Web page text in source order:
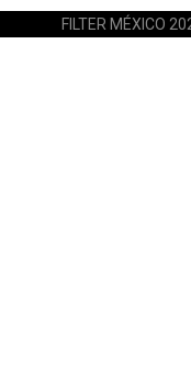
FILTER MÉXICO